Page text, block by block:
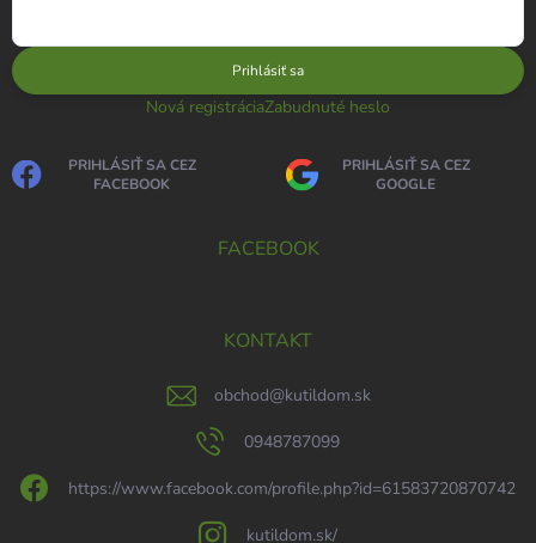
Prihlásiť sa
Nová registráciaZabudnuté heslo
PRIHLÁSIŤ SA CEZ
FACEBOOK
PRIHLÁSIŤ SA CEZ
GOOGLE
FACEBOOK
KONTAKT
obchod@kutildom.sk
0948787099
https://www.facebook.com/profile.php?id=61583720870742
kutildom.sk/